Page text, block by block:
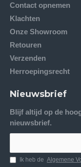
Contact opnemen
Klachten
Onze Showroom
Retouren
Verzenden
Herroepingsrecht
Nieuwsbrief
Blijf altijd op de
nieuwsbrief.
Ik heb de Algemene